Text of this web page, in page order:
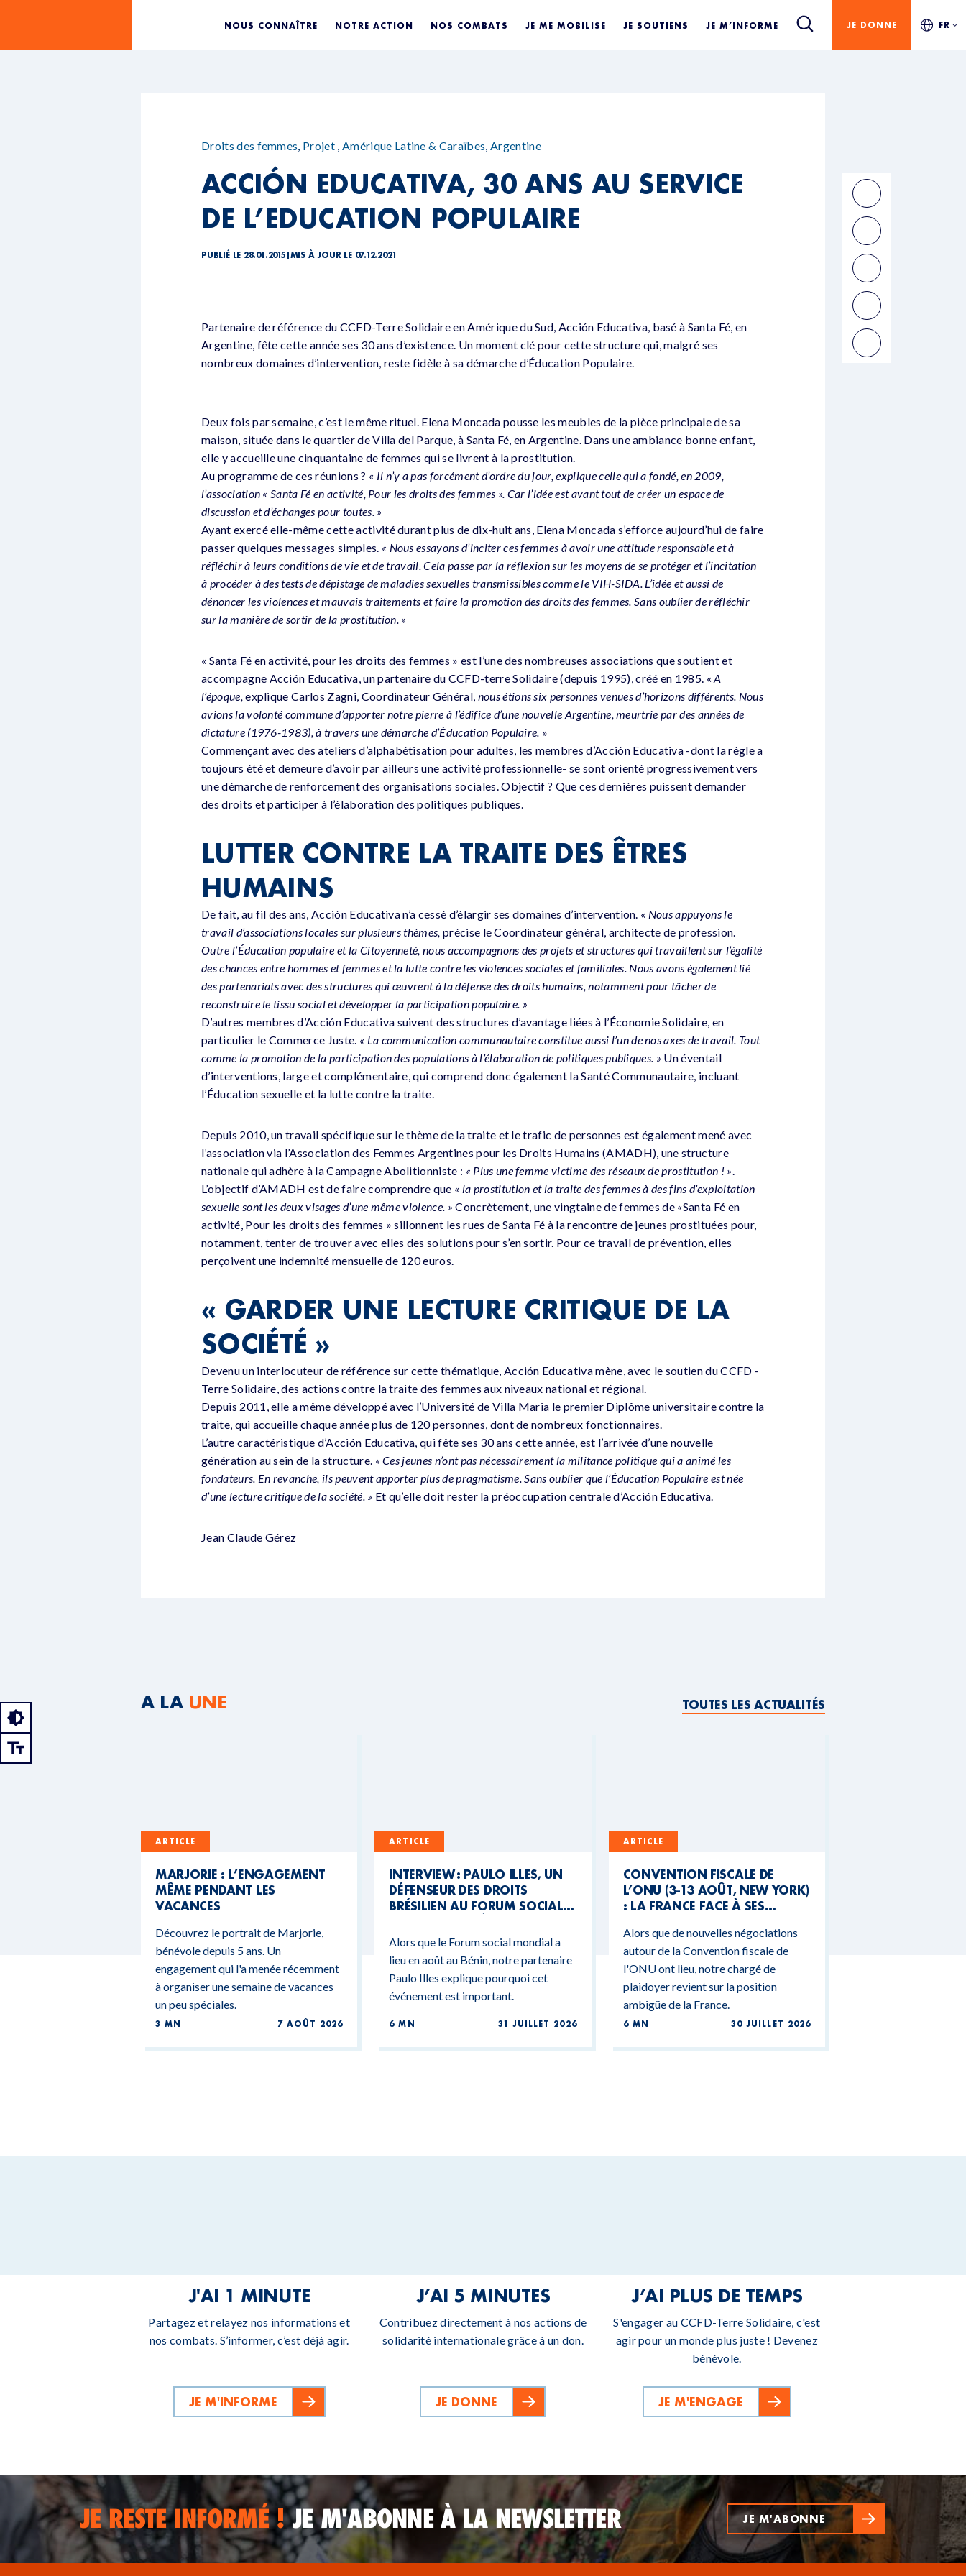
NOUS CONNAÎTRE NOTRE ACTION NOS COMBATS JE ME MOBILISE JE SOUTIENS JE M’INFORME JE DONNE FR
Droits des femmes, Projet , Amérique Latine & Caraïbes, Argentine
ACCIÓN EDUCATIVA, 30 ANS AU SERVICE
DE L’EDUCATION POPULAIRE
PUBLIÉ LE 28.01.2015 MIS À JOUR LE 07.12.2021
Partenaire de référence du CCFD-Terre Solidaire en Amérique du Sud, Acción Educativa, basé à Santa Fé, en
Argentine, fête cette année ses 30 ans d’existence. Un moment clé pour cette structure qui, malgré ses
nombreux domaines d’intervention, reste fidèle à sa démarche d’Éducation Populaire.
Deux fois par semaine, c’est le même rituel. Elena Moncada pousse les meubles de la pièce principale de sa
maison, située dans le quartier de Villa del Parque, à Santa Fé, en Argentine. Dans une ambiance bonne enfant,
elle y accueille une cinquantaine de femmes qui se livrent à la prostitution.
Au programme de ces réunions ? « Il n’y a pas forcément d’ordre du jour, explique celle qui a fondé, en 2009,
l’association « Santa Fé en activité, Pour les droits des femmes ». Car l’idée est avant tout de créer un espace de
discussion et d’échanges pour toutes. »
Ayant exercé elle-même cette activité durant plus de dix-huit ans, Elena Moncada s’efforce aujourd’hui de faire
passer quelques messages simples. « Nous essayons d’inciter ces femmes à avoir une attitude responsable et à
réfléchir à leurs conditions de vie et de travail. Cela passe par la réflexion sur les moyens de se protéger et l’incitation
à procéder à des tests de dépistage de maladies sexuelles transmissibles comme le VIH-SIDA. L’idée et aussi de
dénoncer les violences et mauvais traitements et faire la promotion des droits des femmes. Sans oublier de réfléchir
sur la manière de sortir de la prostitution. »
« Santa Fé en activité, pour les droits des femmes » est l’une des nombreuses associations que soutient et
accompagne Acción Educativa, un partenaire du CCFD-terre Solidaire (depuis 1995), créé en 1985. «A
l’époque,explique Carlos Zagni, Coordinateur Général, nous étions six personnes venues d’horizons différents. Nous
avions la volonté commune d’apporter notre pierre à l’édifice d’une nouvelle Argentine, meurtrie par des années de
dictature (1976-1983), à travers une démarche d’Éducation Populaire. »
Commençant avec des ateliers d’alphabétisation pour adultes, les membres d’Acción Educativa -dont la règle a
toujours été et demeure d’avoir par ailleurs une activité professionnelle- se sont orienté progressivement vers
une démarche de renforcement des organisations sociales. Objectif ? Que ces dernières puissent demander
des droits et participer à l’élaboration des politiques publiques.
LUTTER CONTRE LA TRAITE DES ÊTRES
HUMAINS
De fait, au fil des ans, Acción Educativa n’a cessé d’élargir ses domaines d’intervention. « Nous appuyons le
travail d’associations locales sur plusieurs thèmes, précise le Coordinateur général, architecte de profession.
Outre l’Éducation populaire et la Citoyenneté, nous accompagnons des projets et structures qui travaillent sur l’égalité
des chances entre hommes et femmes et la lutte contre les violences sociales et familiales. Nous avons également lié
des partenariats avec des structures qui œuvrent à la défense des droits humains, notamment pour tâcher de
reconstruire le tissu social et développer la participation populaire. »
D’autres membres d’Acción Educativa suivent des structures d’avantage liées à l’Économie Solidaire, en
particulier le Commerce Juste. « La communication communautaire constitue aussi l’un de nos axes de travail. Tout
comme la promotion de la participation des populations à l’élaboration de politiques publiques. » Un éventail
d’interventions, large et complémentaire, qui comprend donc également la Santé Communautaire, incluant
l’Éducation sexuelle et la lutte contre la traite.
Depuis 2010, un travail spécifique sur le thème de la traite et le trafic de personnes est également mené avec
l’association via l’Association des Femmes Argentines pour les Droits Humains (AMADH), une structure
nationale qui adhère à la Campagne Abolitionniste : « Plus une femme victime des réseaux de prostitution ! ».
L’objectif d’AMADH est de faire comprendre que « la prostitution et la traite des femmes à des fins d’exploitation
sexuelle sont les deux visages d’une même violence. » Concrètement, une vingtaine de femmes de «Santa Fé en
activité, Pour les droits des femmes » sillonnent les rues de Santa Fé à la rencontre de jeunes prostituées pour,
notamment, tenter de trouver avec elles des solutions pour s’en sortir. Pour ce travail de prévention, elles
perçoivent une indemnité mensuelle de 120 euros.
« GARDER UNE LECTURE CRITIQUE DE LA
SOCIÉTÉ »
Devenu un interlocuteur de référence sur cette thématique, Acción Educativa mène, avec le soutien du CCFD -
Terre Solidaire, des actions contre la traite des femmes aux niveaux national et régional.
Depuis 2011, elle a même développé avec l’Université de Villa Maria le premier Diplôme universitaire contre la
traite, qui accueille chaque année plus de 120 personnes, dont de nombreux fonctionnaires.
L’autre caractéristique d’Acción Educativa, qui fête ses 30 ans cette année, est l’arrivée d’une nouvelle
génération au sein de la structure. « Ces jeunes n’ont pas nécessairement la militance politique qui a animé les
fondateurs. En revanche, ils peuvent apporter plus de pragmatisme. Sans oublier que l’Éducation Populaire est née
d’une lecture critique de la société. » Et qu’elle doit rester la préoccupation centrale d’Acción Educativa.
Jean Claude Gérez
A LA UNE TOUTES LES ACTUALITÉS
ARTICLE
MARJORIE : L’ENGAGEMENT
MÊME PENDANT LES
VACANCES
Découvrez le portrait de Marjorie,
bénévole depuis 5 ans. Un
engagement qui l'a menée récemment
à organiser une semaine de vacances
un peu spéciales.
3 MN 7 AOÛT 2026
ARTICLE
INTERVIEW : PAULO ILLES, UN
DÉFENSEUR DES DROITS
BRÉSILIEN AU FORUM SOCIAL
Alors que le Forum social mondial a
lieu en août au Bénin, notre partenaire
Paulo Illes explique pourquoi cet
événement est important.
6 MN 31 JUILLET 2026
ARTICLE
CONVENTION FISCALE DE
L’ONU (3-13 AOÛT, NEW YORK)
: LA FRANCE FACE À SES
BUDGÉTAIRES
Alors que de nouvelles négociations
autour de la Convention fiscale de
l'ONU ont lieu, notre chargé de
plaidoyer revient sur la position
ambigüe de la France.
6 MN 30 JUILLET 2026
J'AI 1 MINUTE
Partagez et relayez nos informations et
nos combats. S’informer, c’est déjà agir.
JE M'INFORME
J’AI 5 MINUTES
Contribuez directement à nos actions de
solidarité internationale grâce à un don.
JE DONNE
J’AI PLUS DE TEMPS
S'engager au CCFD-Terre Solidaire, c'est
agir pour un monde plus juste ! Devenez
bénévole.
JE M'ENGAGE
JE RESTE INFORMÉ !JE M'ABONNE À LA NEWSLETTER JE M'ABONNE